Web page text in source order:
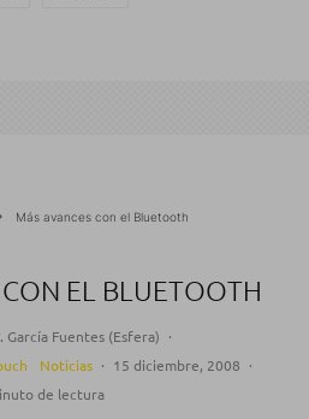
Más avances con el Bluetooth
EL BLUETOOTH
García Fuentes (Esfera) ·
Noticias · 15 diciembre, 2008 ·
de lectura